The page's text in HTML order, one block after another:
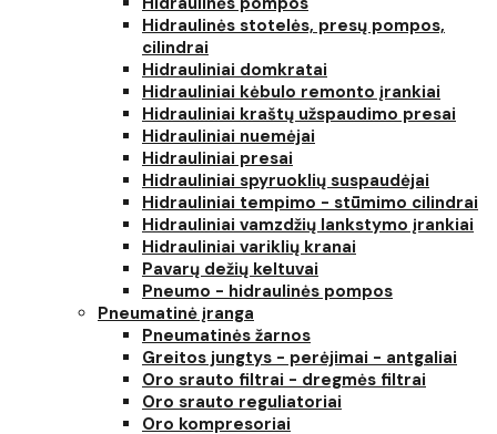
Hidraulinės stotelės, presų pompos,
cilindrai
Hidrauliniai domkratai
Hidrauliniai kėbulo remonto įrankiai
Hidrauliniai kraštų užspaudimo presai
Hidrauliniai nuemėjai
Hidrauliniai presai
Hidrauliniai spyruoklių suspaudėjai
Hidrauliniai tempimo - stūmimo cilindrai
Hidrauliniai vamzdžių lankstymo įrankiai
Hidrauliniai variklių kranai
Pavarų dežių keltuvai
Pneumo - hidraulinės pompos
Pneumatinė įranga
Pneumatinės žarnos
Greitos jungtys - perėjimai - antgaliai
Oro srauto filtrai - dregmės filtrai
Oro srauto reguliatoriai
Oro kompresoriai